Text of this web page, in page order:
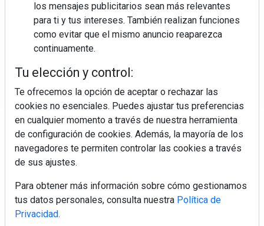
Regístrate y accede a contenidos
exclusivos
electrodomésticos, novedades informáticas, electrónica de
consumo, canal electro, retail, análisis distribución, noticias
tiendas electrodomésticos, línea blanca, línea marrón,
los mensajes publicitarios sean más relevantes
para ti y tus intereses. También realizan funciones
como evitar que el mismo anuncio reaparezca
continuamente.
Tu elección y control:
Te ofrecemos la opción de aceptar o rechazar las
cookies no esenciales. Puedes ajustar tus preferencias
en cualquier momento a través de nuestra herramienta
de configuración de cookies. Además, la mayoría de los
navegadores te permiten controlar las cookies a través
de sus ajustes.
Para obtener más información sobre cómo gestionamos
tus datos personales, consulta nuestra Política de
Privacidad.